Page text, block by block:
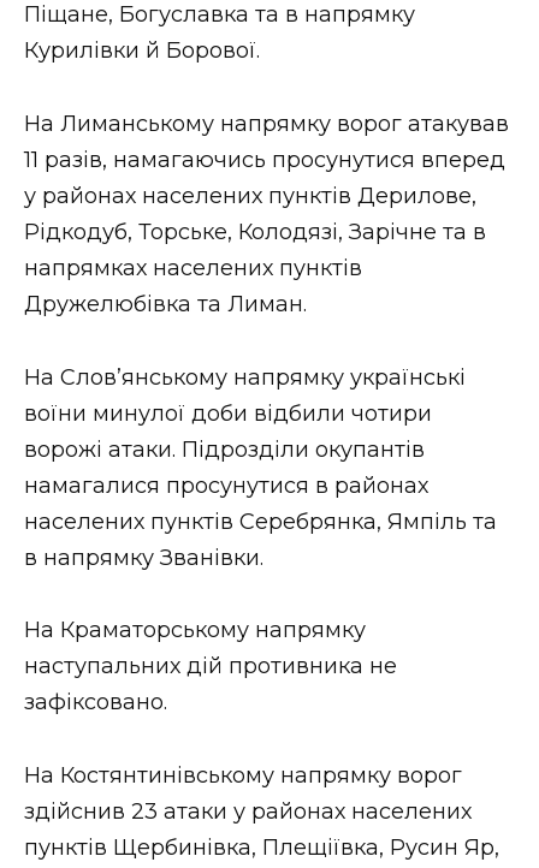
Піщане, Богуславка та в напрямку
Курилівки й Борової.
На Лиманському напрямку ворог атакував
11 разів, намагаючись просунутися вперед
у районах населених пунктів Дерилове,
Рідкодуб, Торське, Колодязі, Зарічне та в
напрямках населених пунктів
Дружелюбівка та Лиман.
На Слов’янському напрямку українські
воїни минулої доби відбили чотири
ворожі атаки. Підрозділи окупантів
намагалися просунутися в районах
населених пунктів Серебрянка, Ямпіль та
в напрямку Званівки.
На Краматорському напрямку
наступальних дій противника не
зафіксовано.
На Костянтинівському напрямку ворог
здійснив 23 атаки у районах населених
пунктів Щербинівка, Плещіївка, Русин Яр,